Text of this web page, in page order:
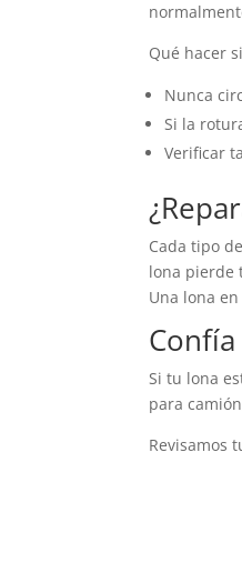
Qué hacer
Nunca
Si la
Verificar
Cada tipo
lona pierde
Una lona
Si tu lona
para
Revisamos